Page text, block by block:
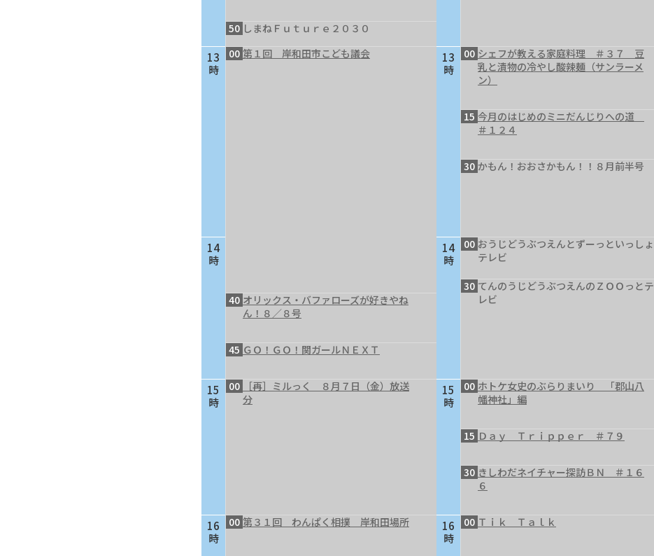
13
時
14
時
15
時
16
時
50 しまねＦｕｔｕｒｅ２０３０
00 第１回 岸和田市こども議会
40 オリックス・バファローズが好きやね
ん！８／８号
45 ＧＯ！ＧＯ！関ガールＮＥＸＴ
00
［再］ミルっく ８月７日（金）放送
分
00 第３１回 わんぱく相撲 岸和田場所
13
時
14
時
15
時
16
時
00 シェフが教える家庭料理 ＃３７ 豆
乳と漬物の冷やし酸辣麺（サンラーメ
ン）
15 今月のはじめのミニだんじりへの道
＃１２４
30 かもん！おおさかもん！！８月前半号
00 おうじどうぶつえんとずーっといっしょ
テレビ
30 てんのうじどうぶつえんのＺＯＯっとテ
レビ
00 ホトケ女史のぶらりまいり 「郡山八
幡神社」編
15 Ｄａｙ Ｔｒｉｐｐｅｒ ＃７９
30 きしわだネイチャー探訪ＢＮ ＃１６
６
00 Ｔｉｋ Ｔａｌｋ